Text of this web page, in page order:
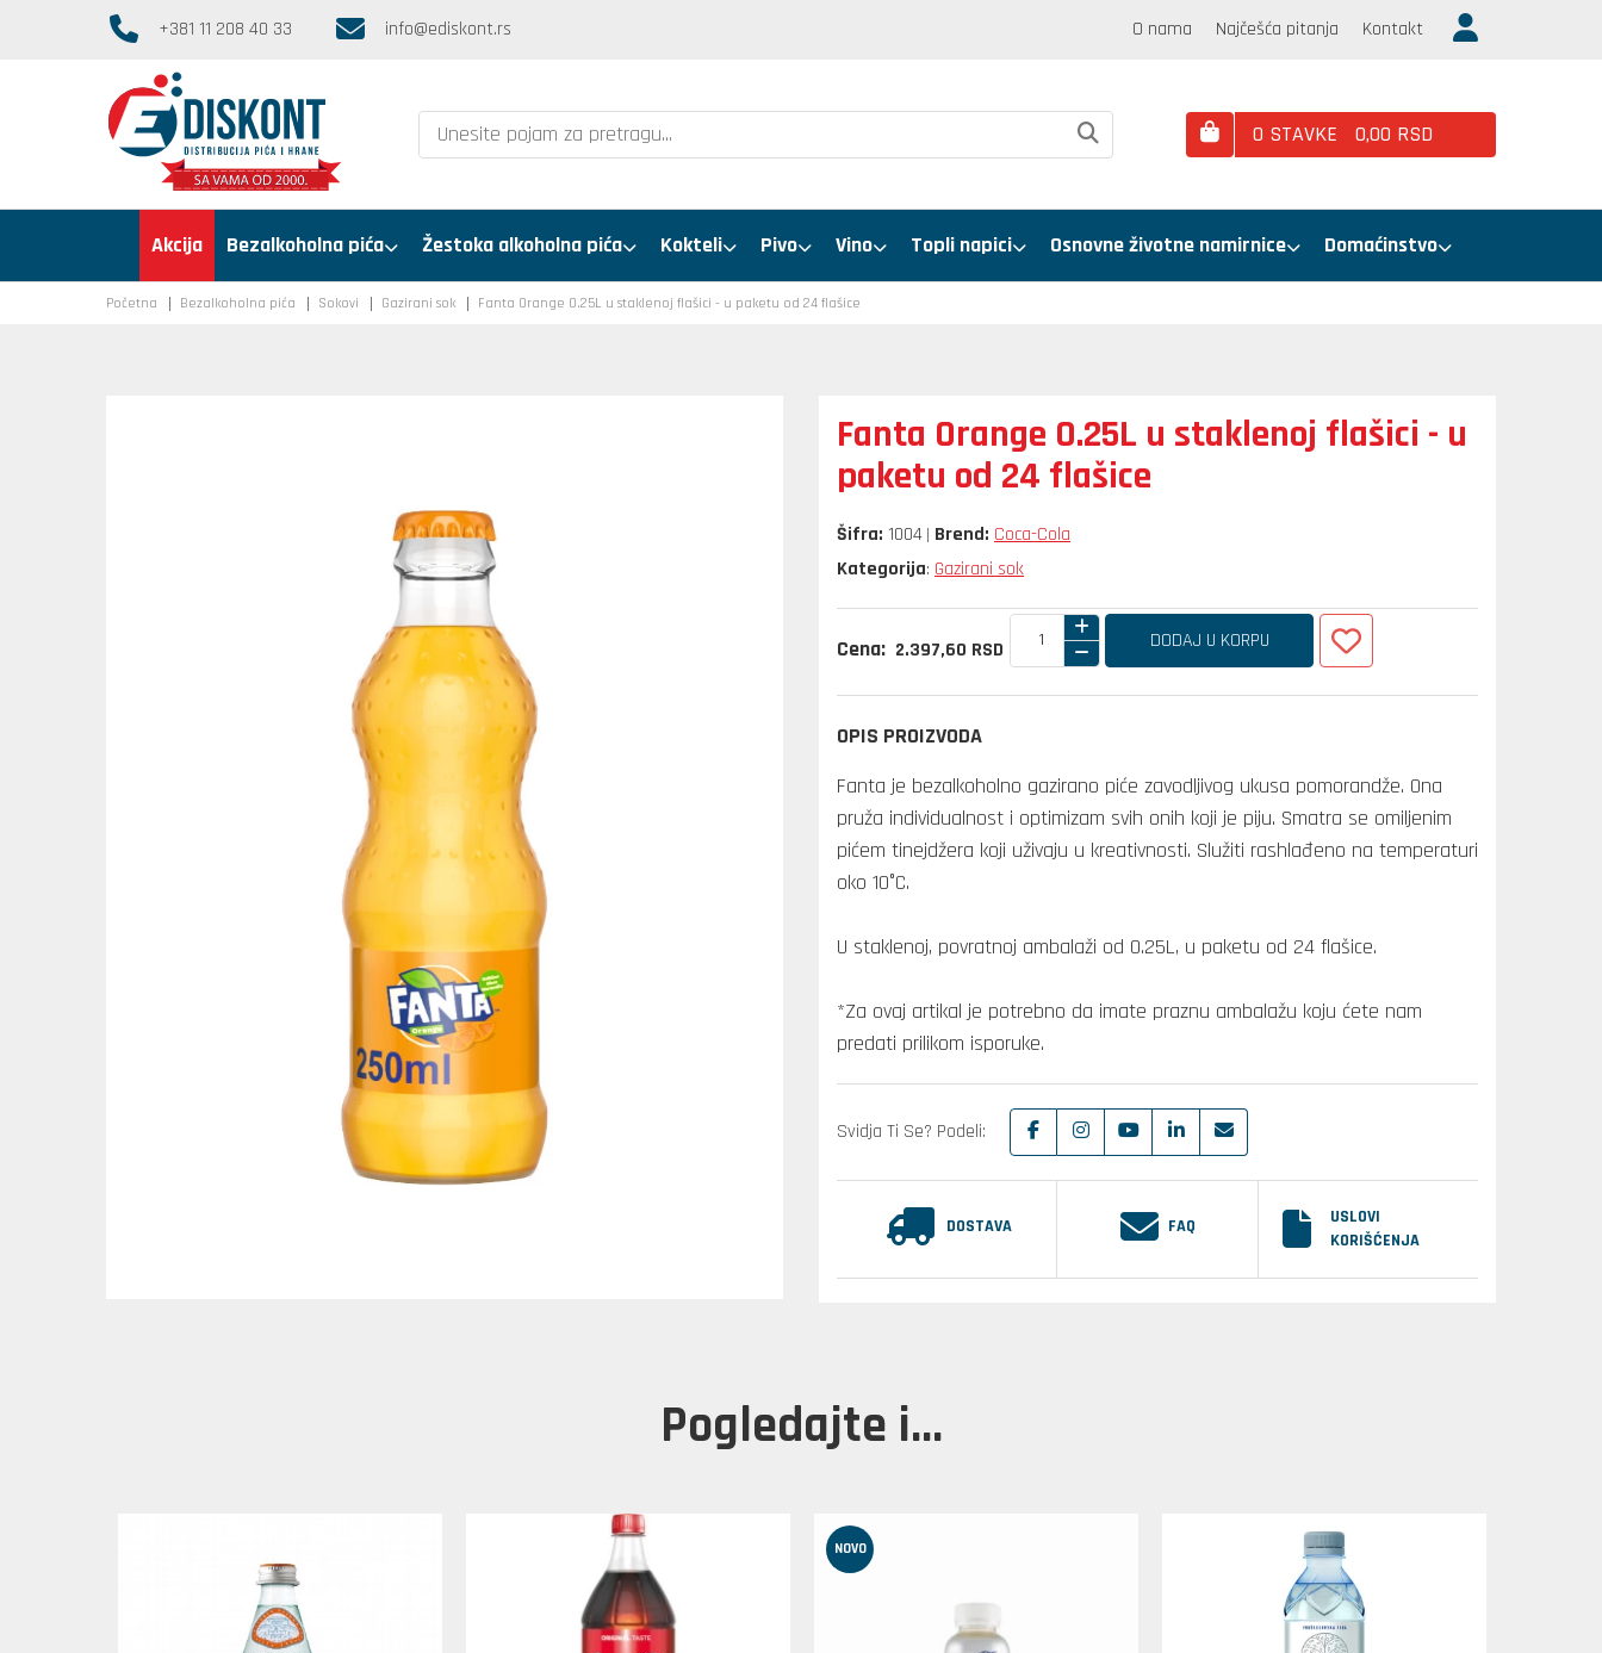
+381 11 208 40 33 info@ediskont.rs O nama Najčešća pitanja Kontakt
0 STAVKE 0,00 RSD
Akcija Bezalkoholna pića Žestoka alkoholna pića Kokteli Pivo Vino Topli napici Osnovne životne namirnice Domaćinstvo
Početna Bezalkoholna pića Sokovi Gazirani sok Fanta Orange 0.25L u staklenoj flašici - u paketu od 24 flašice
Fanta Orange 0.25L u staklenoj flašici - u
paketu od 24 flašice
Šifra: 1004 Brend: Coca-Cola
Kategorija: Gazirani sok
Cena: 2.397,60 RSD DODAJ U KORPU
OPIS PROIZVODA
Fanta je bezalkoholno gazirano piće zavodljivog ukusa pomorandže. Ona
pruža individualnost i optimizam svih onih koji je piju. Smatra se omiljenim
pićem tinejdžera koji uživaju u kreativnosti. Služiti rashlađeno na temperaturi
oko 10°C.
U staklenoj, povratnoj ambalaži od 0.25L, u paketu od 24 flašice.
*Za ovaj artikal je potrebno da imate praznu ambalažu koju ćete nam
predati prilikom isporuke.
Svidja Ti Se? Podeli:
DOSTAVA FAQ
USLOVI
KORIŠĆENJA
Pogledajte i...
NOVO